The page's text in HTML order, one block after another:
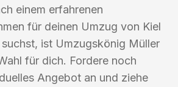
einem erfahrenen
für deinen Umzug von Kiel
ist Umzugskönig Müller
für dich. Fordere noch
Angebot an und ziehe